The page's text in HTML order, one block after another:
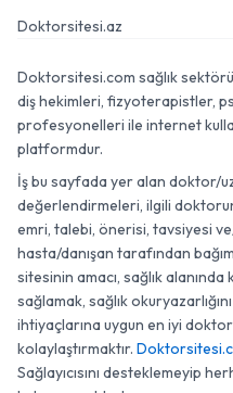
Doktorsitesi.az
Doktorsitesi.com sağlık
diş hekimleri, fizyoterapistler,
profesyonelleri ile internet
platformdur.
İş bu sayfada yer alan doktor/
değerlendirmeleri, ilgili
emri, talebi, önerisi, tavsiyesi
hasta/danışan tarafından
sitesinin amacı, sağlık
sağlamak, sağlık
ihtiyaçlarına uygun en iyi doktor
kolaylaştırmaktır.
Sağlayıcısını desteklemeyip